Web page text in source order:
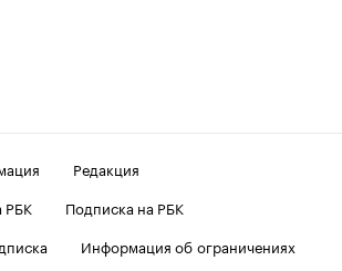
Редакция
РБК
Подписка на РБК
Информация об ограничениях